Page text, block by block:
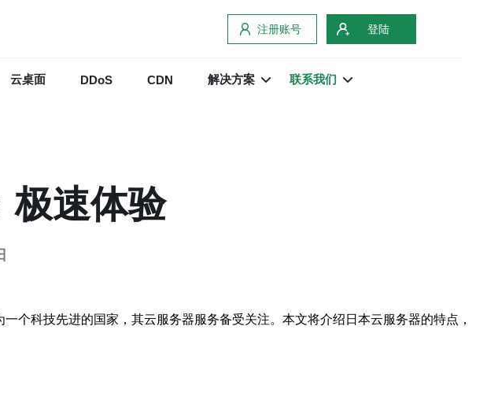
注册账号 登陆
云桌面 DDoS CDN 解决方案 联系我们
极速体验
个科技先进的国家，其云服务器服务备受关注。本文将介绍日本云服务器的特点，